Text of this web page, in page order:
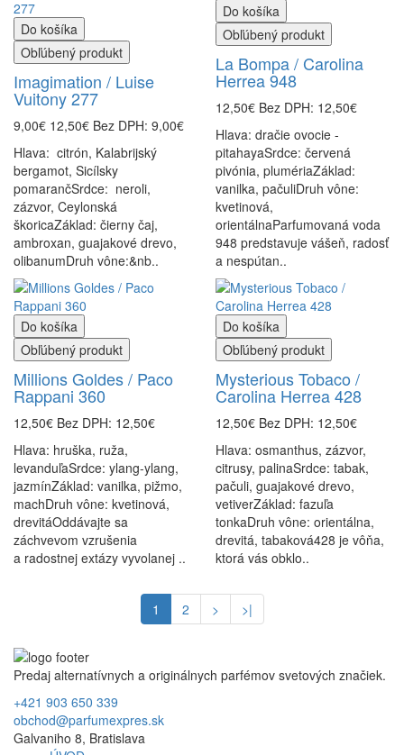
Do košíka
Obľúbený produkt
Imagimation / Luise
Vuitony 277
9,00€ 12,50€ Bez DPH: 9,00€
Hlava: citrón, Kalabrijský
bergamot, Sicílsky
pomarančSrdce: neroli,
zázvor, Ceylonská
škoricaZáklad: čierny čaj,
ambroxan, guajakové drevo,
olibanumDruh vône:&nb..
Do košíka
Obľúbený produkt
La Bompa / Carolina
Herrea 948
12,50€ Bez DPH: 12,50€
Hlava: dračie ovocie -
pitahayaSrdce: červená
pivónia, plumériaZáklad:
vanilka, pačuliDruh vône:
kvetinová,
orientálnaParfumovaná voda
948 predstavuje vášeň, radosť
a nespútan..
Do košíka
Obľúbený produkt
Millions Goldes / Paco
Rappani 360
12,50€ Bez DPH: 12,50€
Hlava: hruška, ruža,
levanduľaSrdce: ylang-ylang,
jazmínZáklad: vanilka, pižmo,
machDruh vône: kvetinová,
drevitáOddávajte sa
záchvevom vzrušenia
a radostnej extázy vyvolanej ..
Do košíka
Obľúbený produkt
Mysterious Tobaco /
Carolina Herrea 428
12,50€ Bez DPH: 12,50€
Hlava: osmanthus, zázvor,
citrusy, palinaSrdce: tabak,
pačuli, guajakové drevo,
vetiverZáklad: fazuľa
tonkaDruh vône: orientálna,
drevitá, tabaková428 je vôňa,
ktorá vás obklo..
1 2 > >|
Predaj alternatívnych a originálnych parfémov svetových značiek.
+421 903 650 339
obchod@parfumexpres.sk
Galvaniho 8, Bratislava